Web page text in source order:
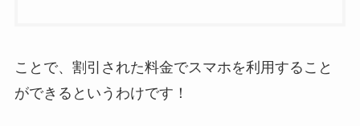
ことで、割引された料金でスマホを利用すること
ができるというわけです！